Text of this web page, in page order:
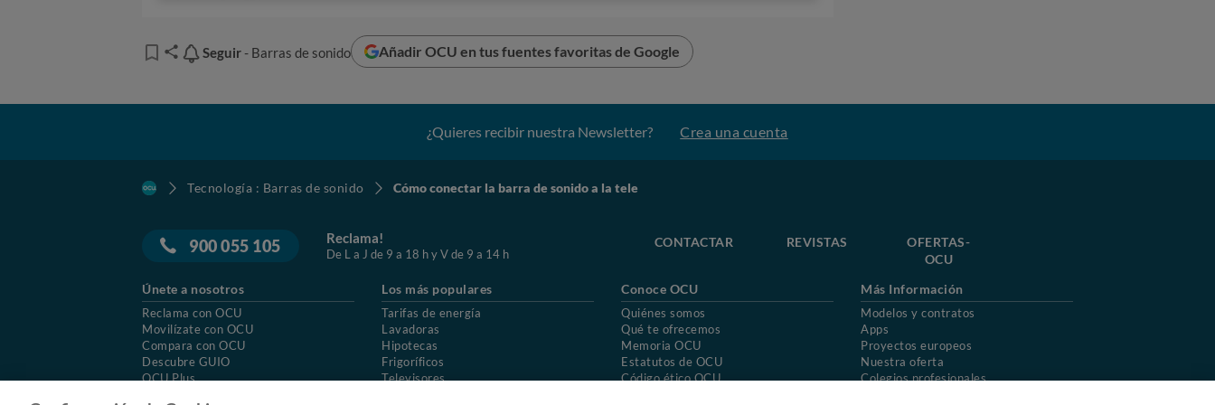
Muchas barras de sonido también disponen de wifi, lo que te permitiráconectarla con la TV a
través de tu red doméstica
¿Cómo hacerlo?
Seguir
Seguir - Barras de sonido Añadir OCU en tus fuentes favoritas de Google
¿Quieres recibir nuestra Newsletter? Crea una cuenta
Tecnología : Barras de sonido Cómo conectar la barra de sonido a la tele
900 055 105 Reclama!
De L a J de 9 a 18 h y V de 9 a 14 h
CONTACTAR REVISTAS
OFERTAS-
OCU
Únete a nosotros
Reclama con OCU
Movilízate con OCU
Compara con OCU
Descubre GUIO
OCU Plus
Los más populares
Tarifas de energía
Lavadoras
Hipotecas
Frigoríficos
Televisores
Conoce OCU
Quiénes somos
Qué te ofrecemos
Memoria OCU
Estatutos de OCU
Código ético OCU
Más Información
Modelos y contratos
Apps
Proyectos europeos
Nuestra oferta
Colegios profesionales